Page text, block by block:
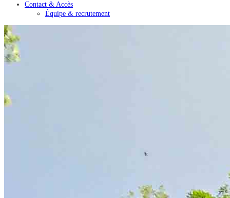
Contact & Accès
Équipe & recrutement